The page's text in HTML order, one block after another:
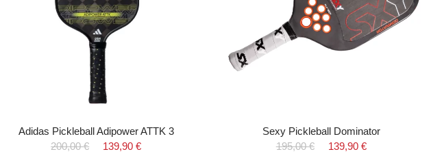
Adidas Pickleball Adipower ATTK 3
200,00 €
139,90 €
Sexy Pickleball Dominator
195,00 €
139,90 €